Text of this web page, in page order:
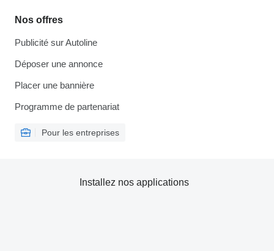
Nos offres
Publicité sur Autoline
Déposer une annonce
Placer une bannière
Programme de partenariat
Pour les entreprises
Installez nos applications